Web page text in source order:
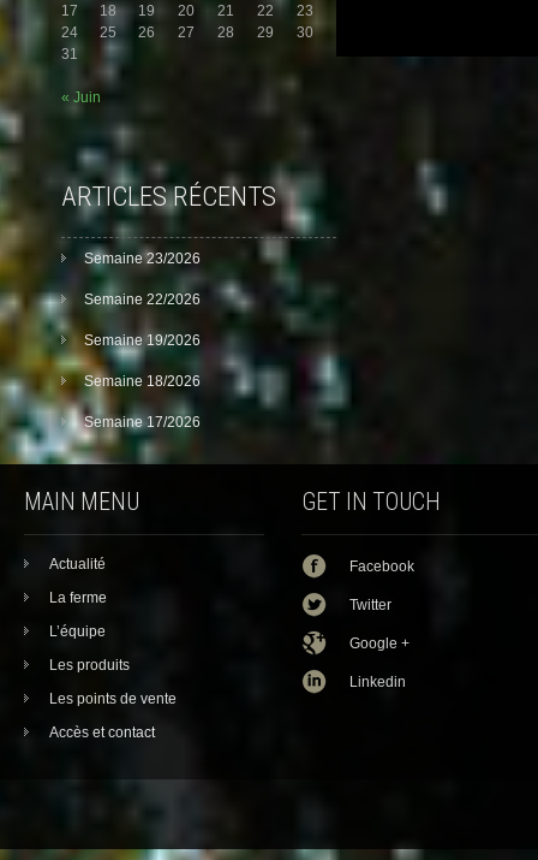
17
18 19 20 21 22
23
24
25 26 27 28 29
30
31
« Juin
ARTICLES RÉCENTS
Semaine 23/2026
Semaine 22/2026
Semaine 19/2026
Semaine 18/2026
Semaine 17/2026
MAIN MENU
Actualité
La ferme
L’équipe
Les produits
Les points de vente
Accès et contact
GET IN TOUCH
Facebook
Twitter
Google +
Linkedin